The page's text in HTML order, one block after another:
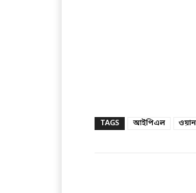
TAGS আইপিএল